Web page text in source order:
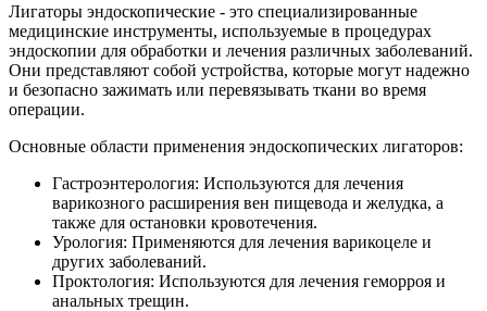
Лигаторы эндоскопические - это специализированные
медицинские инструменты, используемые в процедурах
эндоскопии для обработки и лечения различных заболеваний.
Они представляют собой устройства, которые могут надежно
и безопасно зажимать или перевязывать ткани во время
операции.
Основные области применения эндоскопических лигаторов:
Гастроэнтерология: Используются для лечения
варикозного расширения вен пищевода и желудка, а
также для остановки кровотечения.
Урология: Применяются для лечения варикоцеле и
других заболеваний.
Проктология: Используются для лечения геморроя и
анальных трещин.